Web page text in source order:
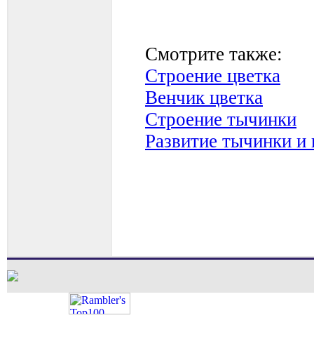
Смотрите также:
Строение цветка
Венчик цветка
Строение тычинки
Развитие тычинки